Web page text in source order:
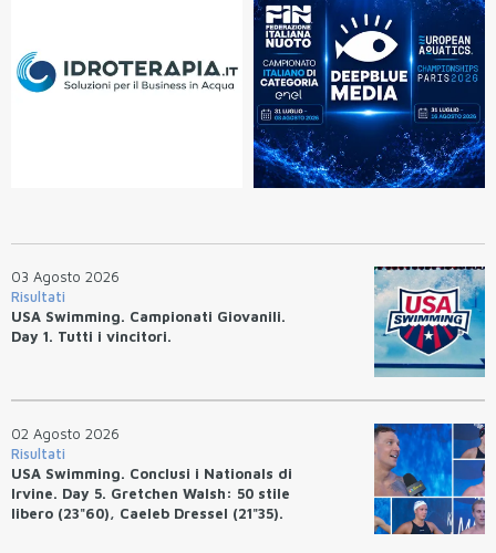
03 Agosto 2026
Risultati
USA Swimming. Campionati Giovanili.
Day 1. Tutti i vincitori.
02 Agosto 2026
Risultati
USA Swimming. Conclusi i Nationals di
Irvine. Day 5. Gretchen Walsh: 50 stile
libero (23"60), Caeleb Dressel (21"35).